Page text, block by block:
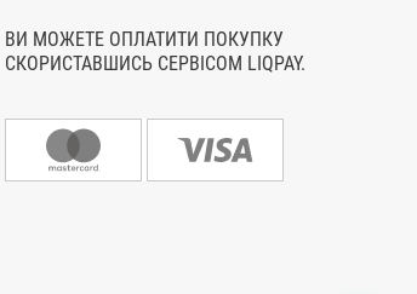
ВИ МОЖЕТЕ ОПЛАТИТИ ПОКУПКУ
СКОРИСТАВШИСЬ СЕРВІСОМ LIQPAY.